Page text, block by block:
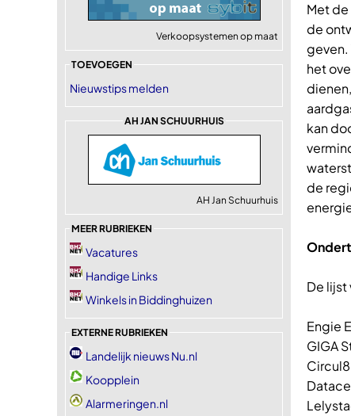
Verkoopsystemen op maat
TOEVOEGEN
Nieuwstips melden
AH JAN SCHUURHUIS
AH Jan Schuurhuis
MEER RUBRIEKEN
Vacatures
Handige Links
Winkels in Biddinghuizen
EXTERNE RUBRIEKEN
Landelijk nieuws Nu.nl
Koopplein
Alarmeringen.nl
Met
de
geven.
het
kan
de
De lijst
Engie
GIGA